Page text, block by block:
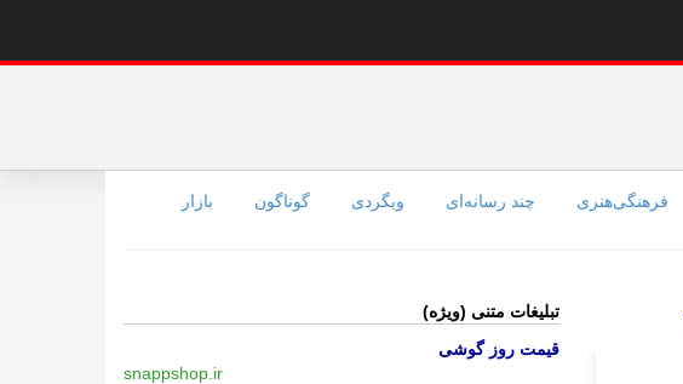
فرهنگی‌هنری چند رسانه‌ای وبگردی گوناگون بازار
تبلیغات متنی (ویژه)
قیمت روز گوشی
snappshop.ir